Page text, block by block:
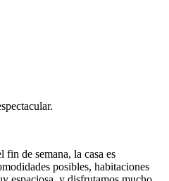
fin de semana, la casa es
posibles, habitaciones